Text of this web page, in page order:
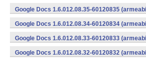
Google Docs 1.6.012.08.35-60120835
Google Docs 1.6.012.08.34-60120834
Google Docs 1.6.012.08.33-60120833
Google Docs 1.6.012.08.32-60120832